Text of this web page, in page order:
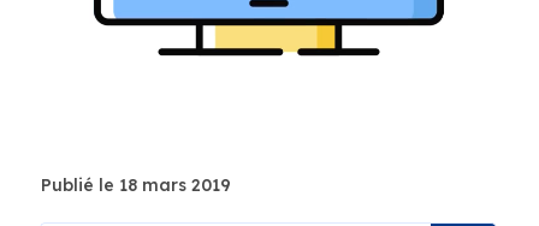
Publié le 18 mars 2019